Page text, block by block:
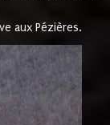
aux Pézières.